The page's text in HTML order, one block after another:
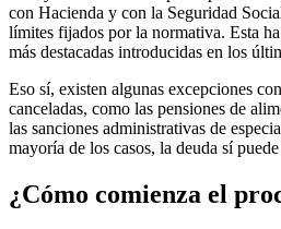
con Hacienda y con la Seguridad
límites fijados por la normativa. Esta
más destacadas introducidas en los
Eso sí, existen algunas excepciones
canceladas, como las pensiones de
las sanciones administrativas de
mayoría de los casos, la deuda sí
¿Cómo comienza el